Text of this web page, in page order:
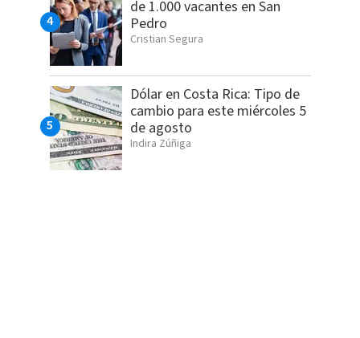
de 1.000 vacantes en San
Pedro
Cristian Segura
Dólar en Costa Rica: Tipo de
cambio para este miércoles 5
de agosto
Indira Zúñiga